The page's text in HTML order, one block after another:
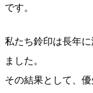
です。
私たち鈴印は長年
ました。
その結果として、